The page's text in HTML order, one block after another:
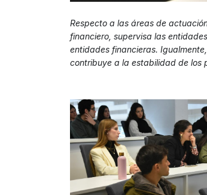
Respecto a las áreas de
financiero, supervisa las
entidades financieras.
contribuye a la estabilidad de los